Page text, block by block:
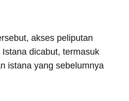
akses peliputan
dicabut, termasuk
istana yang sebelumnya